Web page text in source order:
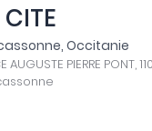
CITE
Occitanie
AUGUSTE PIERRE PONT,